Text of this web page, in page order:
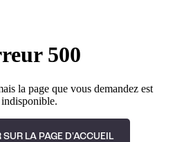
500
la page que vous demandez est
indisponible.
SUR LA PAGE D'ACCUEIL